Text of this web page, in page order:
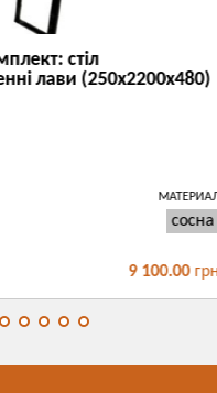
стіл
лави (250х2200х480)
МАТЕРИАЛ
сосна
9 100.00грн